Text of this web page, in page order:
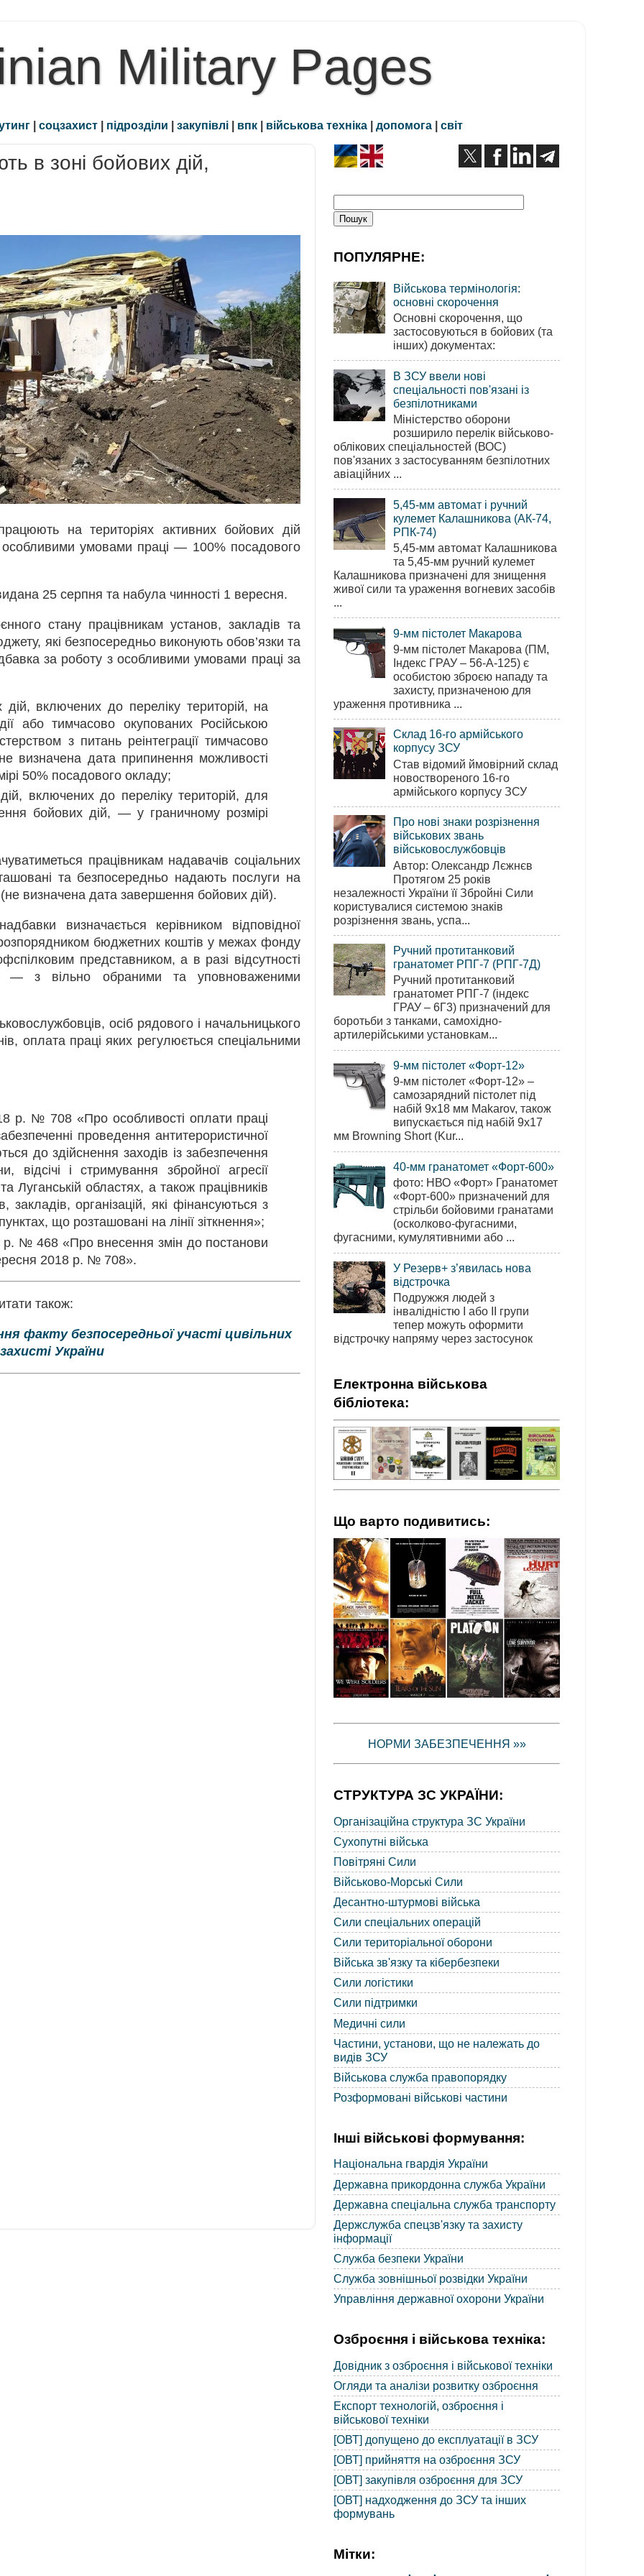
Military Pages
| соцзахист | підрозділи | закупівлі | впк | військова техніка | допомога | світ
в зоні бойових дій,
на територіях активних бойових дій
умовами праці — 100% посадового
25 серпня та набула чинності 1 вересня.
стану працівникам установ, закладів та
які безпосередньо виконують обов’язки та
за роботу з особливими умовами праці за
включених до переліку територій, на
або тимчасово окупованих Російською
з питань реінтеграції тимчасово
визначена дата припинення можливості
50% посадового окладу;
включених до переліку територій, для
бойових дій, — у граничному розмірі
працівникам надавачів соціальних
та безпосередньо надають послуги на
(не визначена дата завершення бойових дій).
визначається керівником відповідної
бюджетних коштів у межах фонду
представником, а в разі відсутності
— з вільно обраними та уповноваженими
осіб рядового і начальницького
оплата праці яких регулюється спеціальними
р. № 708 «Про особливості оплати праці
проведення антитерористичної
до здійснення заходів із забезпечення
відсічі і стримування збройної агресії
Луганській областях, а також працівників
організацій, які фінансуються з
що розташовані на лінії зіткнення»;
№ 468 «Про внесення змін до постанови
2018 р. № 708».
також:
факту безпосередньої участі цивільних
України
ПОПУЛЯРНЕ:
Військова термінологія:
основні скорочення
Основні скорочення, що
застосовуються в бойових (та
інших) документах:
В ЗСУ ввели нові
спеціальності пов'язані із
безпілотниками
Міністерство оборони
розширило перелік військово-
облікових спеціальностей (ВОС)
пов'язаних з застосуванням безпілотних
авіаційних ...
5,45-мм автомат і ручний
кулемет Калашникова (АК-74,
РПК-74)
5,45-мм автомат Калашникова
та 5,45-мм ручний кулемет
Калашникова призначені для знищення
живої сили та ураження вогневих засобів
...
9-мм пістолет Макарова
9-мм пістолет Макарова (ПМ,
Індекс ГРАУ – 56-А-125) є
особистою зброєю нападу та
захисту, призначеною для
ураження противника ...
Склад 16-го армійського
корпусу ЗСУ
Став відомий ймовірний склад
новоствореного 16-го
армійського корпусу ЗСУ
Про нові знаки розрізнення
військових звань
військовослужбовців
Автор: Олександр Лєжнєв
Протягом 25 років
незалежності України її Збройні Сили
користувалися системою знаків
розрізнення звань, успа...
Ручний протитанковий
гранатомет РПГ-7 (РПГ-7Д)
Ручний протитанковий
гранатомет РПГ-7 (індекс
ГРАУ – 6Г3) призначений для
боротьби з танками, самохідно-
артилерійськими установкам...
9-мм пістолет «Форт-12»
9-мм пістолет «Форт-12» –
самозарядний пістолет під
набій 9х18 мм Makarov, також
випускається під набій 9х17
мм Browning Short (Kur...
40-мм гранатомет «Форт-600»
фото: НВО «Форт» Гранатомет
«Форт-600» призначений для
стрільби бойовими гранатами
(осколково-фугасними,
фугасними, кумулятивними або ...
У Резерв+ з’явилась нова
відстрочка
Подружжя людей з
інвалідністю І або ІІ групи
тепер можуть оформити
відстрочку напряму через застосунок
Електронна військова
бібліотека:
Що варто подивитись:
НОРМИ ЗАБЕЗПЕЧЕННЯ »»
СТРУКТУРА ЗС УКРАЇНИ:
Організаційна структура ЗС України
Сухопутні війська
Повітряні Сили
Військово-Морські Сили
Десантно-штурмові війська
Сили спеціальних операцій
Сили територіальної оборони
Війська зв'язку та кібербезпеки
Сили логістики
Сили підтримки
Медичні сили
Частини, установи, що не належать до
видів ЗСУ
Військова служба правопорядку
Розформовані військові частини
Інші військові формування:
Національна гвардія України
Державна прикордонна служба України
Державна спеціальна служба транспорту
Держслужба спецзв'язку та захисту
інформації
Служба безпеки України
Служба зовнішньої розвідки України
Управління державної охорони України
Озброєння і військова техніка:
Довідник з озброєння і військової техніки
Огляди та аналізи розвитку озброєння
Експорт технологій, озброєння і
військової техніки
[ОВТ] допущено до експлуатації в ЗСУ
[ОВТ] прийняття на озброєння ЗСУ
[ОВТ] закупівля озброєння для ЗСУ
[ОВТ] надходження до ЗСУ та інших
формувань
Мітки: